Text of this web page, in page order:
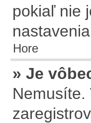
pokiaľ nie
Hore
» Je
Nemusíte.